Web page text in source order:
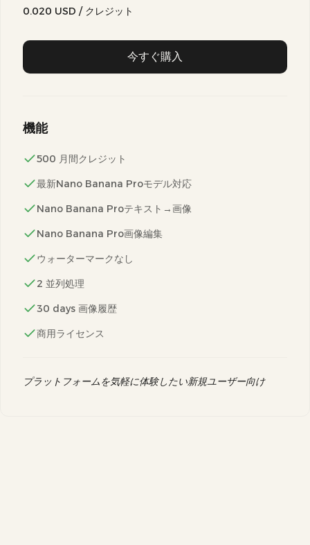
0.020 USD / クレジット
今すぐ購入
機能
500 月間クレジット
最新Nano Banana Proモデル対応
Nano Banana Proテキスト→画像
Nano Banana Pro画像編集
ウォーターマークなし
2 並列処理
30 days 画像履歴
商用ライセンス
プラットフォームを気軽に体験したい新規ユーザー向け